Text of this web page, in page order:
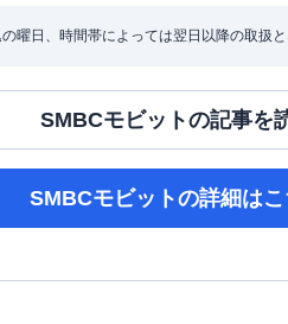
曜日、時間帯によっては翌日以降の取扱と
SMBCモビットの記事を
SMBCモビットの詳細はこ